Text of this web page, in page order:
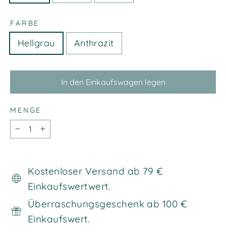
FARBE
Hellgrau Anthrazit
In den Einkaufswagen legen
MENGE
−
+
113): invalid url input
Kostenloser Versand ab 79 €
Einkaufswertwert.
Überraschungsgeschenk ab 100 €
Einkaufswert.